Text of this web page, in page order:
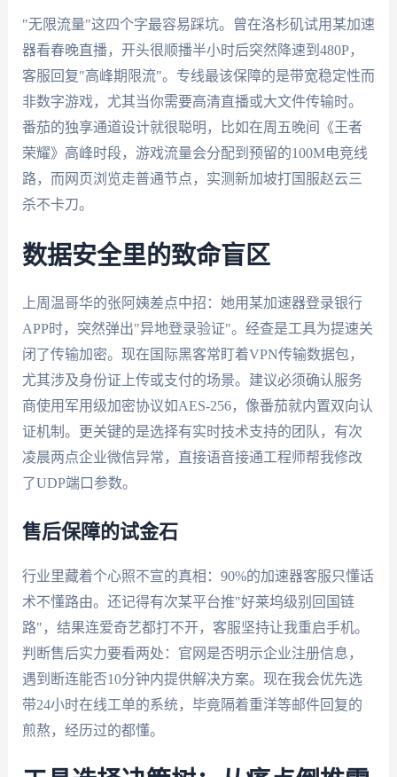
"无限流量"这四个字最容易踩坑。曾在洛杉矶试用某加速
器看春晚直播，开头很顺播半小时后突然降速到480P，
客服回复"高峰期限流"。专线最该保障的是带宽稳定性而
非数字游戏，尤其当你需要高清直播或大文件传输时。
番茄的独享通道设计就很聪明，比如在周五晚间《王者
荣耀》高峰时段，游戏流量会分配到预留的100M电竞线
路，而网页浏览走普通节点，实测新加坡打国服赵云三
杀不卡刀。
数据安全里的致命盲区
上周温哥华的张阿姨差点中招：她用某加速器登录银行
APP时，突然弹出"异地登录验证"。经查是工具为提速关
闭了传输加密。现在国际黑客常盯着VPN传输数据包，
尤其涉及身份证上传或支付的场景。建议必须确认服务
商使用军用级加密协议如AES-256，像番茄就内置双向认
证机制。更关键的是选择有实时技术支持的团队，有次
凌晨两点企业微信异常，直接语音接通工程师帮我修改
了UDP端口参数。
售后保障的试金石
行业里藏着个心照不宣的真相：90%的加速器客服只懂话
术不懂路由。还记得有次某平台推"好莱坞级别回国链
路"，结果连爱奇艺都打不开，客服坚持让我重启手机。
判断售后实力要看两处：官网是否明示企业注册信息，
遇到断连能否10分钟内提供解决方案。现在我会优先选
带24小时在线工单的系统，毕竟隔着重洋等邮件回复的
煎熬，经历过的都懂。